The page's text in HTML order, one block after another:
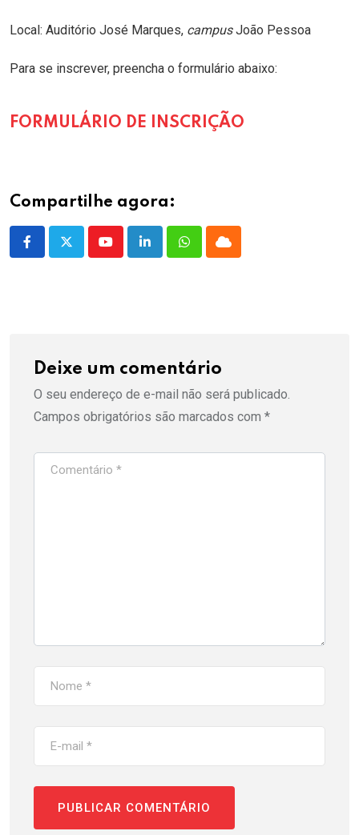
Local: Auditório José Marques, campusJoão Pessoa
Para se inscrever, preencha o formulário abaixo:
FORMULÁRIO DE INSCRIÇÃO
Compartilhe agora:
YoutubeLinkedInWhatsappCloud
Deixe um comentário
O seu endereço de e-mail não será publicado.
Campos obrigatórios são marcados com *